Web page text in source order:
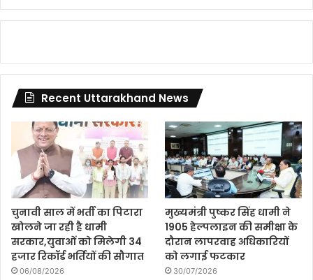
Recent Uttarakhand News
चुनावी साल में भर्ती का पिटारा
खोलने जा रही है धामी
सरकार,युवाओं को मिलेगी 34
हजार रिकॉर्ड भर्तियों की सौगात
06/08/2026
मुख्यमंत्री पुष्कर सिंह धामी ने
1905 हेल्पलाइन की समीक्षा के
दौरान लापरवाह अधिकारियों
को लगाई फटकार
30/07/2026